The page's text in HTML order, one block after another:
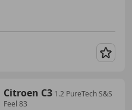
Citroen C3 1.2 PureTech S&S
Feel 83